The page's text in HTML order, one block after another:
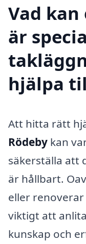
Vad
är
hjälpa
Att hitta rätt
Rödeby kan
säkerställa att
är hållbart.
eller
viktigt att
kunskap och